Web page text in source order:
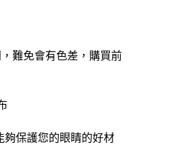
難免會有色差，購買前
保護您的眼睛的好材